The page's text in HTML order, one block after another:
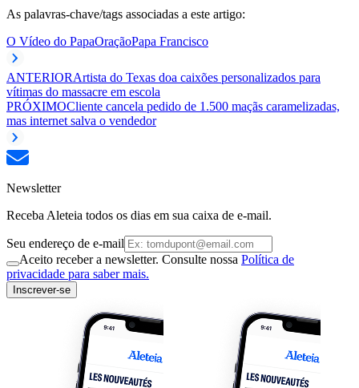
As palavras-chave/tags associadas a este artigo:
O Vídeo do PapaOraçãoPapa Francisco
ANTERIORArtista do Texas doa caixões personalizados para
vítimas do massacre em escola
PRÓXIMOCliente cancela pedido de 1.500 maçãs caramelizadas,
mas internet salva o vendedor
Newsletter
Receba Aleteia todos os dias em sua caixa de e-mail.
Seu endereço de e-mail
Aceito receber a newsletter. Consulte nossa Política de
privacidade para saber mais.
Inscrever-se